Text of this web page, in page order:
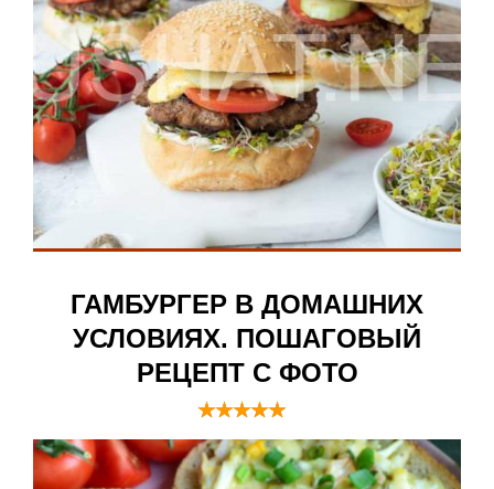
ГАМБУРГЕР В ДОМАШНИХ
УСЛОВИЯХ. ПОШАГОВЫЙ
РЕЦЕПТ С ФОТО